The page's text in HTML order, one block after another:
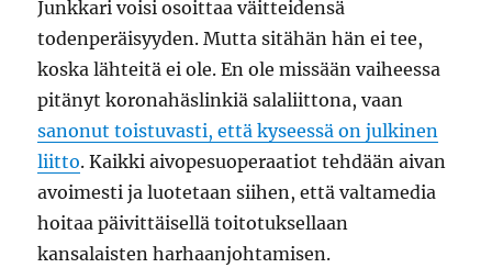
Junkkari voisi osoittaa väitteidensä
todenperäisyyden. Mutta sitähän hän ei tee,
koska lähteitä ei ole. En ole missään vaiheessa
pitänyt koronahäslinkiä salaliittona, vaan
sanonut toistuvasti, että kyseessä on julkinen
liitto. Kaikki aivopesuoperaatiot tehdään aivan
avoimesti ja luotetaan siihen, että valtamedia
hoitaa päivittäisellä toitotuksellaan
kansalaisten harhaanjohtamisen.